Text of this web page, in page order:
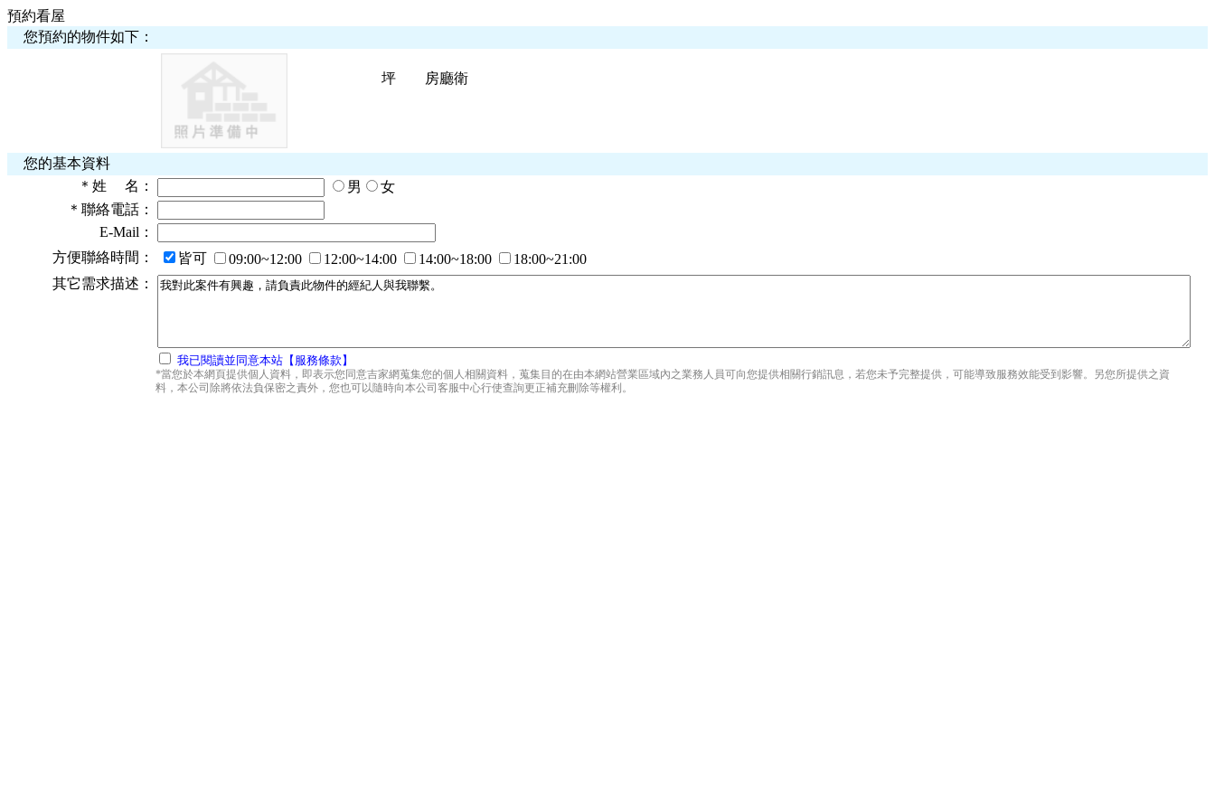
預約看屋
您預約的物件如下：
坪 房廳衛
您的基本資料
＊ 姓 名： 男
女
＊ 聯絡電話：
E-Mail：
方便聯絡時間：
皆可 09:00~12:00 12:00~14:00 14:00~18:00
18:00~21:00
其它需求描述：
我已閱讀並同意本站【服務條款】
*當您於本網頁提供個人資料，即表示您同意吉家網蒐集您的個人相關資料，蒐集目的在由本網站營業區域內之業務人員可向您提供相關行銷訊息，若您未予完整提供，可能導致服務效能受到影響。另您所提供之資
料，本公司除將依法負保密之責外，您也可以隨時向本公司客服中心行使查詢更正補充刪除等權利。